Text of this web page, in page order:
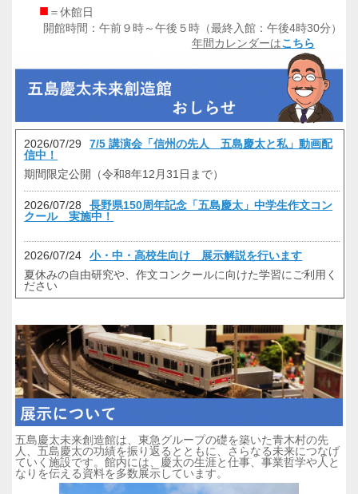
■ ＝休館日
開館時間：午前９時～午後５時（最終入館：午後4時30分）
年間カレンダーはこちら
2026/07/29
7/5 講演会「信州の先人 五島慶太と私」動画配
信中！
期間限定公開（令和8年12月31日まで）
2026/07/28
長野県150周年記念「五島慶太」中学生作文コン
クール 実施中！
2026/07/24
小・中・高校生向け 展示解説を行います
夏休みの自由研究や、作文コンクールに向けた学習にご利用く
ださい
五島慶太」
2026/04/01 東急グループ慶太塾 定期見学会について
五島慶太未来創造館は、東急グループの礎を築いた青木村の先
人、五島慶太の功績を振り返るとともに、さらなる未来につなげ
ていく施設です。館内には、慶太の生涯と仕事、事業哲学や人と
なりを伝える資料を多数展示しています。